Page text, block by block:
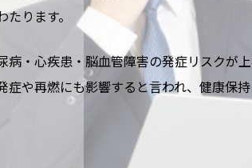
ります。
・心疾患・脳血管障害の発症リスクが上
症や再燃にも影響すると言われ、健康保